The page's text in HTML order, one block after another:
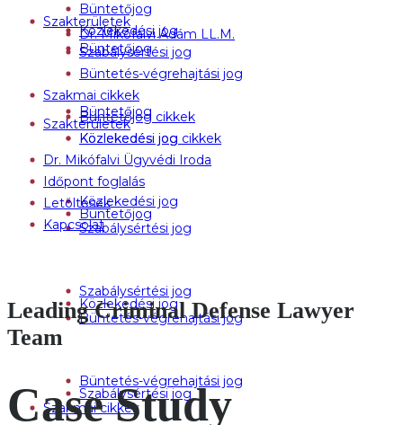
Büntetőjog
Közlekedési jog
Szabálysértési jog
Büntetés-végrehajtási jog
Szakmai cikkek
Szakterületek
Büntetőjog
Közlekedési jog
Szabálysértési jog
Büntetés-végrehajtási jog
Dr. Mikófalvi Ádám LL.M.
Szakterületek
Büntetőjog
Közlekedési jog
Szabálysértési jog
Büntetőjog
Közlekedési jog
Szabálysértési jog
Büntetés-végrehajtási jog
Szakmai cikkek
Büntetőjog cikkek
Közlekedési jog cikkek
Dr. Mikófalvi Ügyvédi Iroda
Időpont foglalás
Letöltések
Kapcsolat
Leading Criminal Defense Lawyer
Team
Case Study